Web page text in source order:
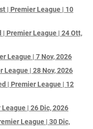
| Premier League | 10
Premier League | 24 Ott,
League | 7 Nov, 2026
League | 28 Nov, 2026
| Premier League | 12
| 26 Dic, 2026
League | 30 Dic,